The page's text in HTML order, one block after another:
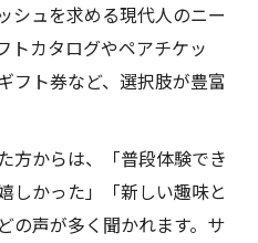
シュを求める現代人のニー
トカタログやペアチケッ
フト券など、選択肢が豊富
方からは、「普段体験でき
しかった」「新しい趣味と
の声が多く聞かれます。サ